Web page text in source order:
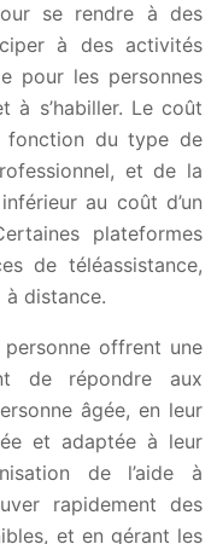
se rendre à des
à des activités
pour les personnes
à s’habiller. Le coût
fonction du type de
et de la
au coût d’un
plateformes
de téléassistance,
distance.
offrent une
de répondre aux
âgée, en leur
et adaptée à leur
de l’aide à
rapidement des
et en gérant les